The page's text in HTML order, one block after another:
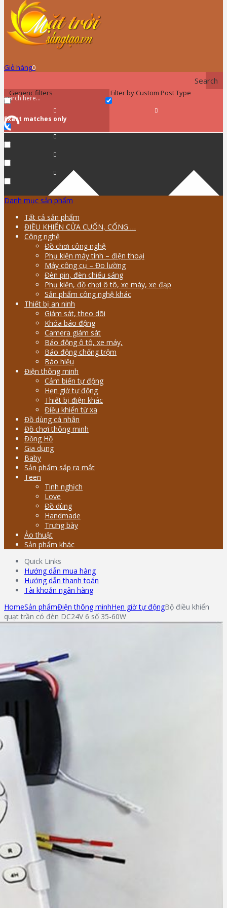
Giỏ hàng0
Search
Generic filters
Exact matches only
Filter by Custom Post Type
Danh mục sản phẩm
Tất cả sản phẩm
ĐIỀU KHIỂN CỬA CUỐN, CỔNG …
Công nghệ
Đồ chơi công nghệ
Phụ kiện máy tính – điện thoại
Máy công cụ – Đo lường
Đèn pin, đèn chiếu sáng
Phụ kiện, đồ chơi ô tô, xe máy, xe đạp
Sản phẩm công nghệ khác
Thiết bị an ninh
Giám sát, theo dõi
Khóa báo động
Camera giám sát
Báo động ô tô, xe máy,
Báo động chống trộm
Báo hiệu
Điện thông minh
Cảm biến tự động
Hẹn giờ tự động
Thiết bị điện khác
Điều khiển từ xa
Đồ dùng cá nhân
Đồ chơi thông minh
Đồng Hồ
Gia dụng
Baby
Sản phẩm sắp ra mắt
Teen
Tinh nghịch
Love
Đồ dùng
Handmade
Trưng bày
Ảo thuật
Sản phẩm khác
Quick Links
Hướng dẫn mua hàng
Hướng dẫn thanh toán
Tài khoản ngân hàng
HomeSản phẩmĐiện thông minhHẹn giờ tự độngBộ điều khiển
quạt trần có đèn DC24V 6 số 35-60W